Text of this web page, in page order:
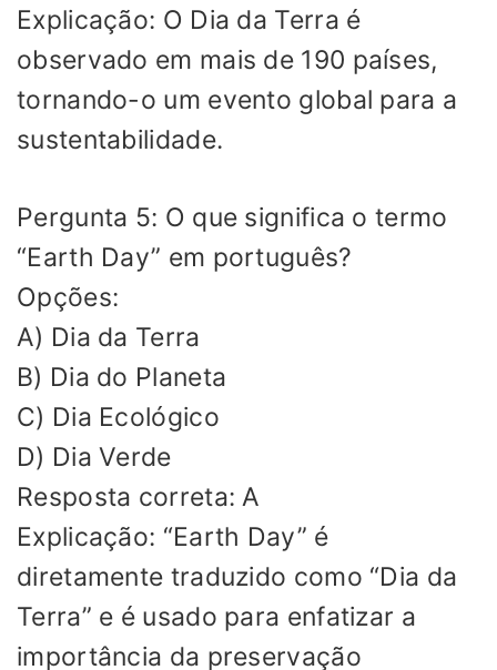
Explicação: O Dia da Terra é
observado em mais de 190 países,
tornando-o um evento global para a
sustentabilidade.
Pergunta 5: O que significa o termo
“Earth Day” em português?
Opções:
A) Dia da Terra
B) Dia do Planeta
C) Dia Ecológico
D) Dia Verde
Resposta correta: A
Explicação: “Earth Day” é
diretamente traduzido como “Dia da
Terra” e é usado para enfatizar a
importância da preservação